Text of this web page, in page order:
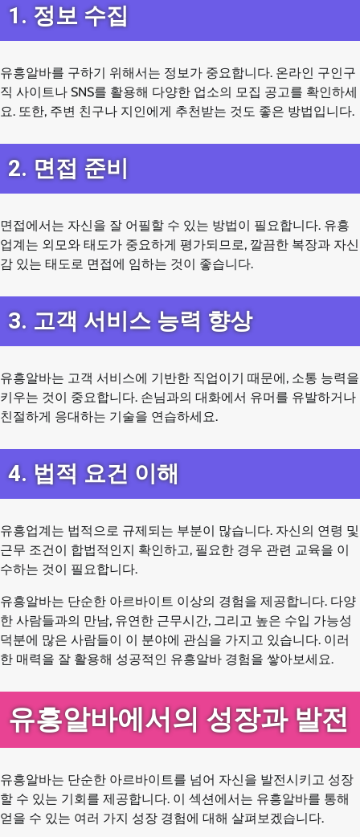
1. 정보 수집
유흥알바를 구하기 위해서는 정보가 중요합니다. 온라인 구인구
직 사이트나 SNS를 활용해 다양한 업소의 모집 공고를 확인하세
요. 또한, 주변 친구나 지인에게 추천받는 것도 좋은 방법입니다.
2. 면접 준비
면접에서는 자신을 잘 어필할 수 있는 방법이 필요합니다. 유흥
업계는 외모와 태도가 중요하게 평가되므로, 깔끔한 복장과 자신
감 있는 태도로 면접에 임하는 것이 좋습니다.
3. 고객 서비스 능력 향상
유흥알바는 고객 서비스에 기반한 직업이기 때문에, 소통 능력을
키우는 것이 중요합니다. 손님과의 대화에서 유머를 유발하거나
친절하게 응대하는 기술을 연습하세요.
4. 법적 요건 이해
유흥업계는 법적으로 규제되는 부분이 많습니다. 자신의 연령 및
근무 조건이 합법적인지 확인하고, 필요한 경우 관련 교육을 이
수하는 것이 필요합니다.
유흥알바는 단순한 아르바이트 이상의 경험을 제공합니다. 다양
한 사람들과의 만남, 유연한 근무시간, 그리고 높은 수입 가능성
덕분에 많은 사람들이 이 분야에 관심을 가지고 있습니다. 이러
한 매력을 잘 활용해 성공적인 유흥알바 경험을 쌓아보세요.
유흥알바에서의 성장과 발전
유흥알바는 단순한 아르바이트를 넘어 자신을 발전시키고 성장
할 수 있는 기회를 제공합니다. 이 섹션에서는 유흥알바를 통해
얻을 수 있는 여러 가지 성장 경험에 대해 살펴보겠습니다.